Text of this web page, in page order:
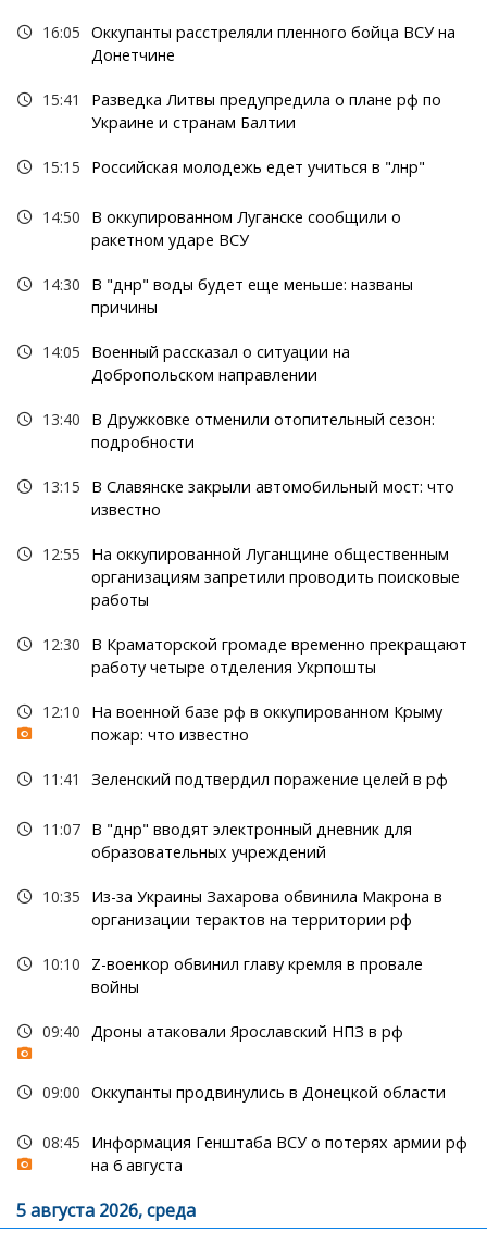
16:05 Оккупанты расстреляли пленного бойца ВСУ на
Донетчине
15:41
Разведка Литвы предупредила о плане рф по
Украине и странам Балтии
15:15 Российская молодежь едет учиться в "лнр"
14:50
В оккупированном Луганске сообщили о
ракетном ударе ВСУ
14:30
В "днр" воды будет еще меньше: названы
причины
14:05
Военный рассказал о ситуации на
Добропольском направлении
13:40
В Дружковке отменили отопительный сезон:
подробности
13:15
В Славянске закрыли автомобильный мост: что
известно
12:55
На оккупированной Луганщине общественным
организациям запретили проводить поисковые
работы
12:30
В Краматорской громаде временно прекращают
работу четыре отделения Укрпошты
12:10
На военной базе рф в оккупированном Крыму
пожар: что известно
11:41 Зеленский подтвердил поражение целей в рф
11:07 В "днр" вводят электронный дневник для
образовательных учреждений
10:35
Из-за Украины Захарова обвинила Макрона в
организации терактов на территории рф
10:10
Z-военкор обвинил главу кремля в провале
войны
09:40 Дроны атаковали Ярославский НПЗ в рф
09:00 Оккупанты продвинулись в Донецкой области
08:45
Информация Генштаба ВСУ о потерях армии рф
на 6 августа
5 августа 2026, среда